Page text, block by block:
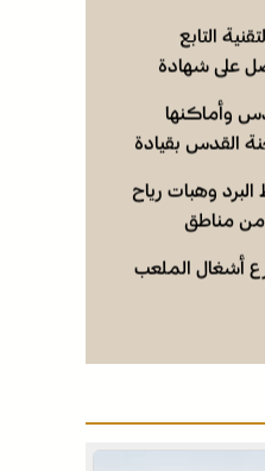
التابع
على شهادة
وأماكنها
القدس بقيادة
وهبات رياح
من مناطق
تسرع أشغال الملعب
التابع
وأماكنها